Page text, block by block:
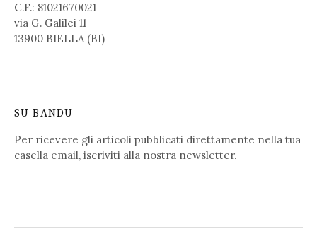
C.F.: 81021670021
via G. Galilei 11
13900 BIELLA (BI)
SU BANDU
Per ricevere gli articoli pubblicati direttamente nella tua
casella email, iscriviti alla nostra newsletter.